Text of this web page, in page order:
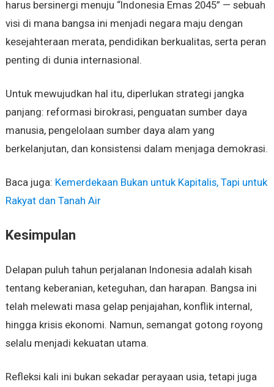
harus bersinergi menuju “Indonesia Emas 2045” — sebuah
visi di mana bangsa ini menjadi negara maju dengan
kesejahteraan merata, pendidikan berkualitas, serta peran
penting di dunia internasional.
Untuk mewujudkan hal itu, diperlukan strategi jangka
panjang: reformasi birokrasi, penguatan sumber daya
manusia, pengelolaan sumber daya alam yang
berkelanjutan, dan konsistensi dalam menjaga demokrasi.
Baca juga: Kemerdekaan Bukan untuk Kapitalis, Tapi untuk
Rakyat dan Tanah Air
Kesimpulan
Delapan puluh tahun perjalanan Indonesia adalah kisah
tentang keberanian, keteguhan, dan harapan. Bangsa ini
telah melewati masa gelap penjajahan, konflik internal,
hingga krisis ekonomi. Namun, semangat gotong royong
selalu menjadi kekuatan utama.
Refleksi kali ini bukan sekadar perayaan usia, tetapi juga